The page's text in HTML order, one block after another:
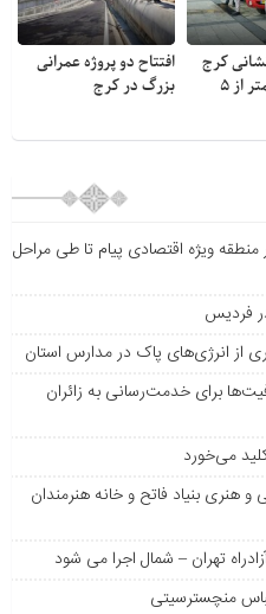
کرج
در حوادث کمتر از ۵
افتتاح دو پروژه عمرانی
بزرگ در کرج
ویژه اقتصادی پیام تا طی مراحل
فردیس
از انرژی‌های پاک در مدارس استان
برای خدمت‌رسانی به زائران
می‌خورد
بنیاد فاتح و خانه هنرمندان
تهران – شمال اجرا می شود
منچسترسیتی